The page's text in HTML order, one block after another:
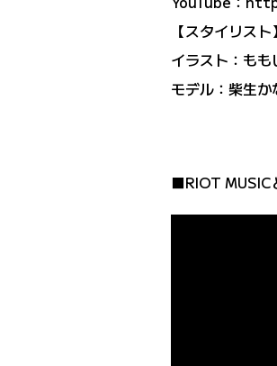
【スタイリスト】
イラスト：
モデル：柴
■RIOT MUSIC